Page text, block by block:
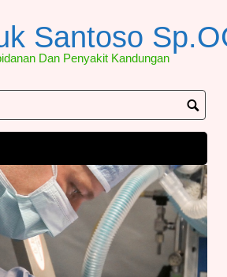
Santoso
Dan Penyakit Kandungan